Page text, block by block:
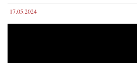
17.05.2024